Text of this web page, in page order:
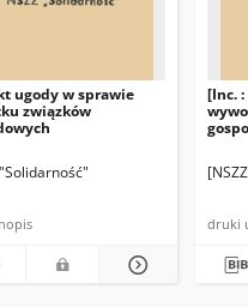
ugody w sprawie
związków
[Inc.